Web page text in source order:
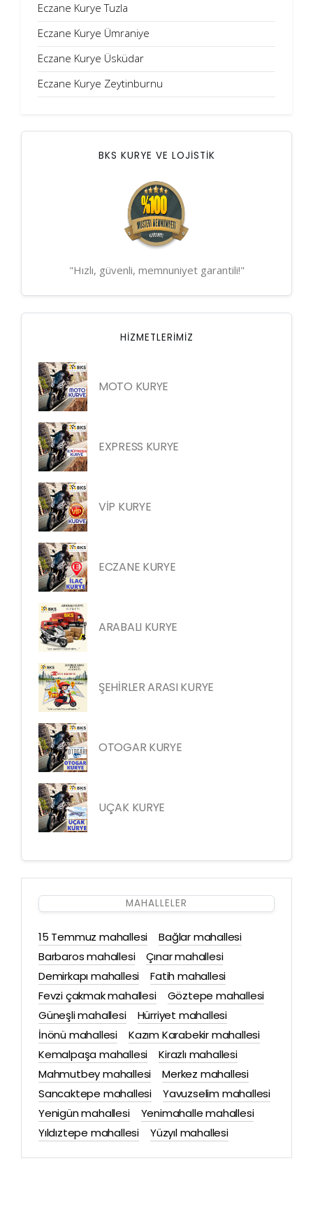
Eczane Kurye Tuzla
Eczane Kurye Ümraniye
Eczane Kurye Üsküdar
Eczane Kurye Zeytinburnu
BKS KURYE VE LOJİSTİK
"Hızlı, güvenli, memnuniyet garantili!"
HIZMETLERIMIZ
MOTO KURYE
EXPRESS KURYE
VİP KURYE
ECZANE KURYE
ARABALI KURYE
ŞEHİRLER ARASI KURYE
OTOGAR KURYE
UÇAK KURYE
MAHALLELER
15 Temmuz mahallesi
Bağlar mahallesi
Barbaros mahallesi
Çınar mahallesi
Demirkapı mahallesi
Fatih mahallesi
Fevzi çakmak mahallesi
Göztepe mahallesi
Güneşli mahallesi
Hürriyet mahallesi
İnönü mahallesi
Kazım Karabekir mahallesi
Kemalpaşa mahallesi
Kirazlı mahallesi
Mahmutbey mahallesi
Merkez mahallesi
Sancaktepe mahallesi
Yavuzselim mahallesi
Yenigün mahallesi
Yenimahalle mahallesi
Yıldıztepe mahallesi
Yüzyıl mahallesi